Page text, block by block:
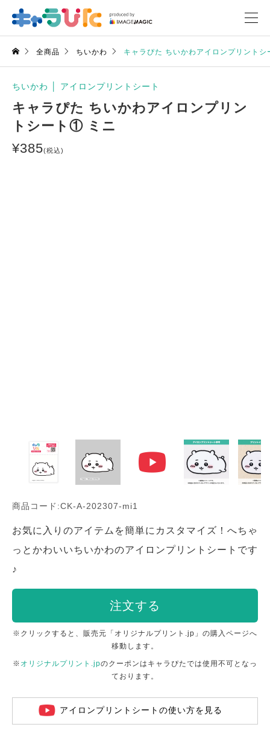
全商品 ちいかわ キャラぴた ちいかわアイロンプリント
ちいかわ アイロンプリントシート
キャラぴた ちいかわアイロンプリン
トシート① ミニ
¥385(税込)
商品コード:CK-A-202307-mi1
お気に入りのアイテムを簡単にカスタマイズ！へちゃ
っとかわいいちいかわのアイロンプリントシートです
♪
注文する
※クリックすると、販売元「オリジナルプリント.jp」の購入ページへ
移動します。
※ オリジナルプリント.jpのクーポンはキャラぴたでは使用不可となっ
ております。
アイロンプリントシートの使い方を見る